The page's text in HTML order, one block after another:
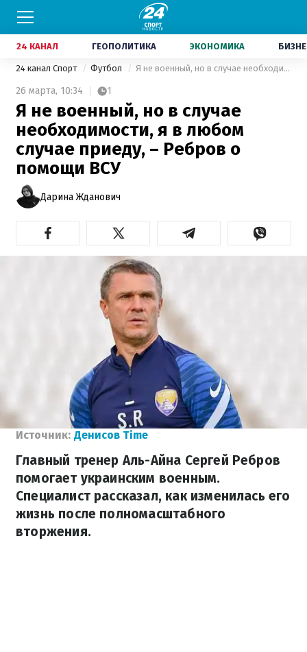
24 КАНАЛ ГЕОПОЛИТИКА ЭКОНОМИКА
24 канал Спорт Футбол Я не военный, но в случае необходимости, я в любом случае приеду, – Ребров о помощи ВСУ
26 марта, 10:34 1
Я не военный, но в случае
необходимости, я в любом
случае приеду, – Ребров о
помощи ВСУ
Дарина Жданович
Источник: Денисов Time
Главный тренер Аль-Айна Сергей Ребров
помогает украинским военным.
Специалист рассказал, как изменилась его
жизнь после полномасштабного
вторжения.